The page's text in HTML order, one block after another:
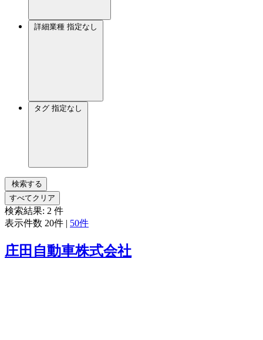
詳細業種 指定なし
タグ 指定なし
検索する
すべてクリア
検索結果: 2 件
表示件数 20件 | 50件
庄田自動車株式会社